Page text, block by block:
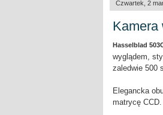
Czwartek, 2
Kamera
Hasselblad
wyglądem,
zaledwie 500
Elegancka
matrycę